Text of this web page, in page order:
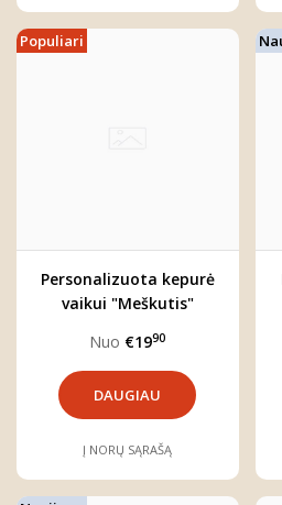
Populiari
Personalizuota kepurė
vaikui "Meškutis"
Nuo €1990
DAUGIAU
Į NORŲ SĄRAŠĄ